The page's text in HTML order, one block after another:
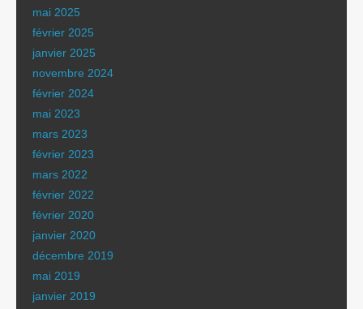
mai 2025
février 2025
janvier 2025
novembre 2024
février 2024
mai 2023
mars 2023
février 2023
mars 2022
février 2022
février 2020
janvier 2020
décembre 2019
mai 2019
janvier 2019